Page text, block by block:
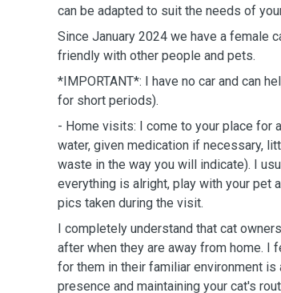
can be adapted to suit the needs of
Since January 2024 we have a female
friendly with other people and pets.
*IMPORTANT*: I have no car and can
for short periods).
- Home visits: I come to your place for
water, given medication if necessary,
waste in the way you will indicate). I
everything is alright, play with your pet
pics taken during the visit.
I completely understand that cat
after when they are away from home. I
for them in their familiar environment
presence and maintaining your cat's